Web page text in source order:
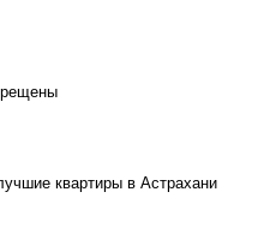
квартиры в Астрахани